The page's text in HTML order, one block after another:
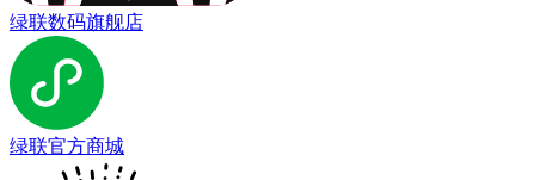
绿联数码旗舰店
绿联官方商城